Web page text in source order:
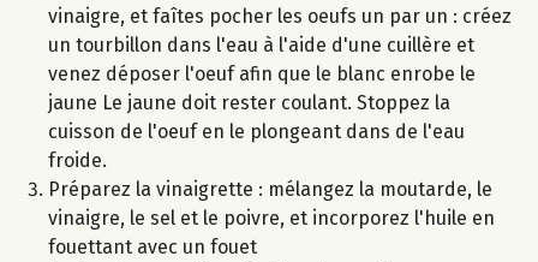
vinaigre, et faîtes pocher les oeufs un par un : créez
un tourbillon dans l'eau à l'aide d'une cuillère et
venez déposer l'oeuf afin que le blanc enrobe le
jaune Le jaune doit rester coulant. Stoppez la
cuisson de l'oeuf en le plongeant dans de l'eau
froide.
Préparez la vinaigrette : mélangez la moutarde, le
vinaigre, le sel et le poivre, et incorporez l'huile en
fouettant avec un fouet